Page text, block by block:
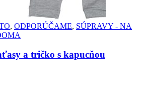
, ODPORÚČAME, SÚPRAVY - NA
a tričko s kapucňou